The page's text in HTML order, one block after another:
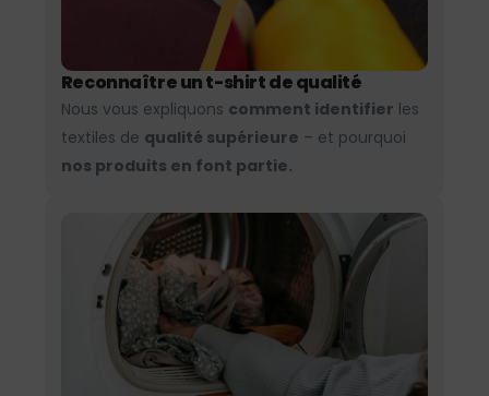
Reconnaître un t-shirt de qualité
Nous vous expliquons comment identifier les
textiles de qualité supérieure – et pourquoi
nos produits en font partie.